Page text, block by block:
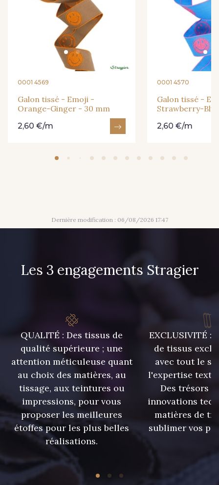
0001 4569
Galon tissé - Emoji -
Orange-Ginger - 30 mm
2,60 €/m
0001 4570
Galon tissé -
Strawberry-
2,60 €/m
Dernière modification : 06/08/2026 17:47
Les 3 engagements Stragier
QUALITÉ : Des tissus de
qualité supérieure ; une
attention méticuleuse quant
au choix des matières, au
tissage, aux teintures ou
impressions, pour vous
proposer les meilleures
étoffes pour les plus belles
réalisations.
EXCLUSIVITÉ :
de tissus
avec tout le
l'expertise
Des trésors
innovations
matières de
sublimer vos